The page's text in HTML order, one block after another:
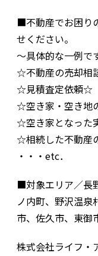
■不動産でお困り
せください。
～具体的な一例で
☆不動産の売却相
☆見積査定依頼
☆空き家・空き地
☆空き家となった
☆相続した不動産
・・・etc．
■対象エリア／長
ノ内町、野沢温泉
市、佐久市、東御
株式会社ライフ・